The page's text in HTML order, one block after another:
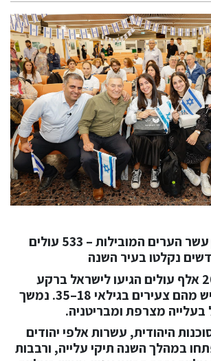
באר שבע בין עשר הערים המובילות – 533 עולים
נקלטו בעיר השנה
למעלה מ־20 אלף עולים הגיעו לישראל ברקע
המלחמה. כשליש מהם צעירים בגילאי 18–35. נמשך
בעלייה מצרפת ומבריטניה.
היהודית, עשרות אלפי יהודים
במהלך השנה תיקי עלייה, ורבבות